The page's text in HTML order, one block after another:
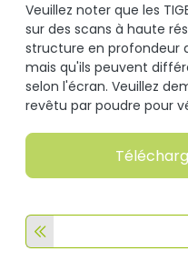
Veuillez noter que les
sur des scans à haute
structure en profondeur
mais qu'ils peuvent
selon l'écran. Veuillez
revêtu par poudre pour